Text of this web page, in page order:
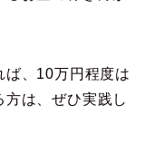
ば、10万円程度は
は、ぜひ実践し